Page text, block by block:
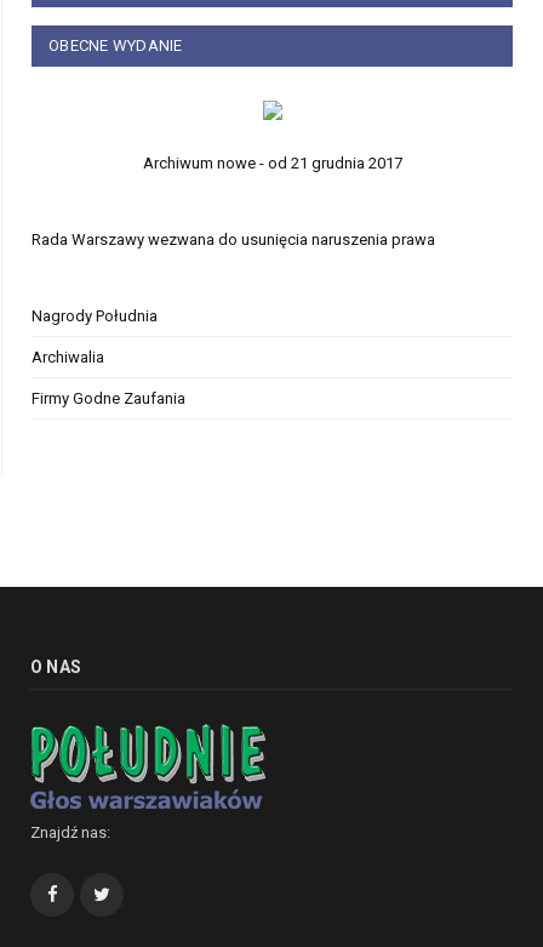
OBECNE WYDANIE
Archiwum nowe - od 21 grudnia 2017
Rada Warszawy wezwana do usunięcia naruszenia prawa
Nagrody Południa
Archiwalia
Firmy Godne Zaufania
O NAS
Znajdź nas:
Facebook